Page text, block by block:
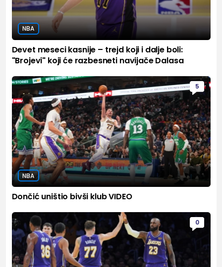
NBA
Devet meseci kasnije – trejd koji i dalje boli:
"Brojevi" koji će razbesneti navijače Dalasa
5
NBA
Dončić uništio bivši klub VIDEO
0